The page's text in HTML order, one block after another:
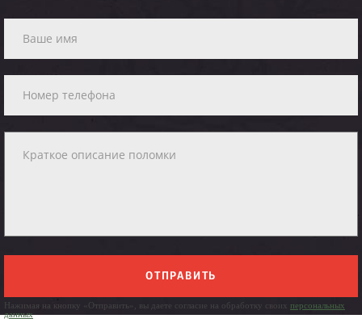
ОТПРАВИТЬ
Нажимая на кнопку «Отправить», вы даете согласие на обработку своих персональных
данных